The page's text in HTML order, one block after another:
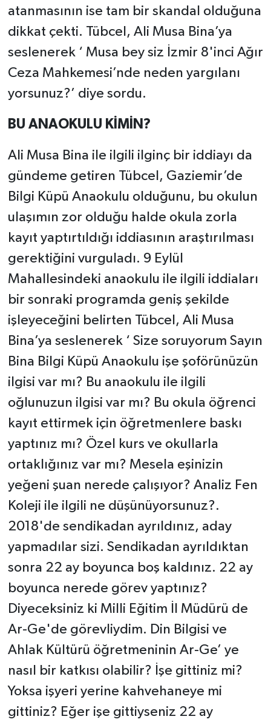
atanmasının ise tam bir skandal olduğuna
dikkat çekti. Tübcel, Ali Musa Bina’ya
seslenerek ‘ Musa bey siz İzmir 8'inci Ağır
Ceza Mahkemesi’nde neden yargılanı
yorsunuz?’ diye sordu.
BU ANAOKULU KİMİN?
Ali Musa Bina ile ilgili ilginç bir iddiayı da
gündeme getiren Tübcel, Gaziemir’de
Bilgi Küpü Anaokulu olduğunu, bu okulun
ulaşımın zor olduğu halde okula zorla
kayıt yaptırtıldığı iddiasının araştırılması
gerektiğini vurguladı. 9 Eylül
Mahallesindeki anaokulu ile ilgili iddiaları
bir sonraki programda geniş şekilde
işleyeceğini belirten Tübcel, Ali Musa
Bina’ya seslenerek ‘ Size soruyorum Sayın
Bina Bilgi Küpü Anaokulu işe şoförünüzün
ilgisi var mı? Bu anaokulu ile ilgili
oğlunuzun ilgisi var mı? Bu okula öğrenci
kayıt ettirmek için öğretmenlere baskı
yaptınız mı? Özel kurs ve okullarla
ortaklığınız var mı? Mesela eşinizin
yeğeni şuan nerede çalışıyor? Analiz Fen
Koleji ile ilgili ne düşünüyorsunuz?.
2018'de sendikadan ayrıldınız, aday
yapmadılar sizi. Sendikadan ayrıldıktan
sonra 22 ay boyunca boş kaldınız. 22 ay
boyunca nerede görev yaptınız?
Diyeceksiniz ki Milli Eğitim İl Müdürü de
Ar-Ge'de görevliydim. Din Bilgisi ve
Ahlak Kültürü öğretmeninin Ar-Ge’ ye
nasıl bir katkısı olabilir? İşe gittiniz mi?
Yoksa işyeri yerine kahvehaneye mi
gittiniz? Eğer işe gittiyseniz 22 ay